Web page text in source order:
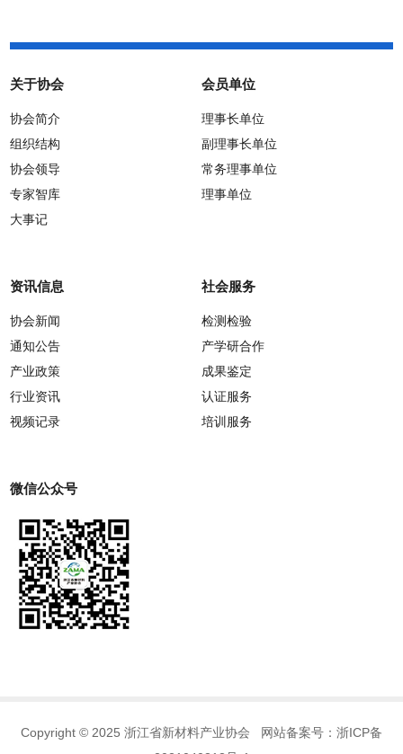
关于协会
协会简介
组织结构
协会领导
专家智库
大事记
会员单位
理事长单位
副理事长单位
常务理事单位
理事单位
资讯信息
协会新闻
通知公告
产业政策
行业资讯
视频记录
社会服务
检测检验
产学研合作
成果鉴定
认证服务
培训服务
微信公众号
Copyright © 2025 浙江省新材料产业协会 网站备案号： 浙ICP备